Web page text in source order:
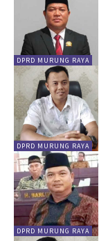
DPRD MURUNG RAYA
DPRD MURUNG RAYA
DPRD MURUNG RAYA